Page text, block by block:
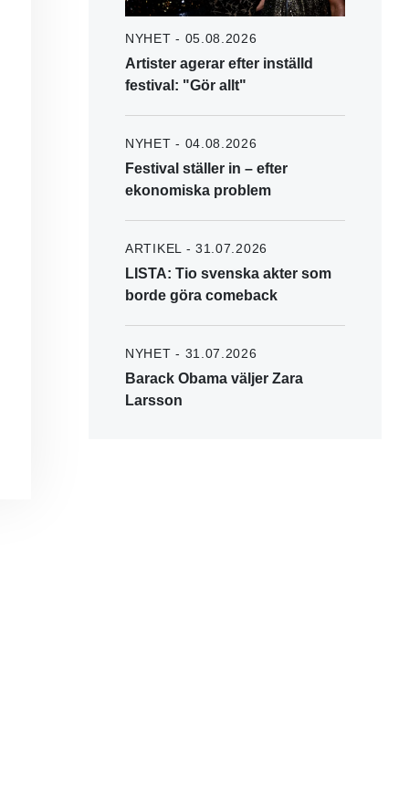
NYHET - 05.08.2026
Artister agerar efter inställd
festival: "Gör allt"
NYHET - 04.08.2026
Festival ställer in – efter
ekonomiska problem
ARTIKEL - 31.07.2026
LISTA: Tio svenska akter som
borde göra comeback
NYHET - 31.07.2026
Barack Obama väljer Zara
Larsson